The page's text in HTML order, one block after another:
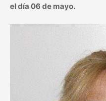
el día 06 de mayo.